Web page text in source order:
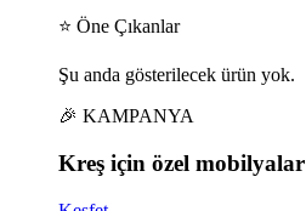
⭐ Öne Çıkanlar
Şu anda gösterilecek ürün yok.
🎉 KAMPANYA
Kreş için özel mobilyalar